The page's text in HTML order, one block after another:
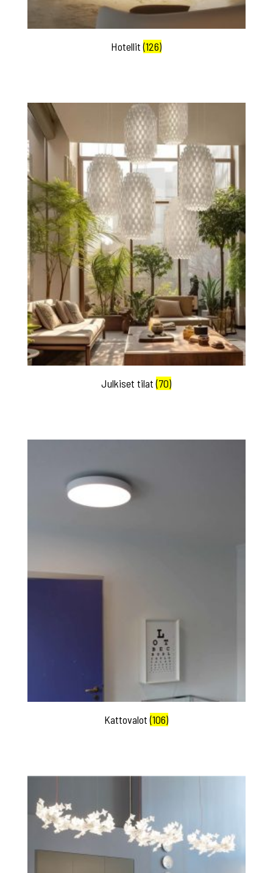
Hotellit(126)
Julkiset tilat(70)
Kattovalot(106)